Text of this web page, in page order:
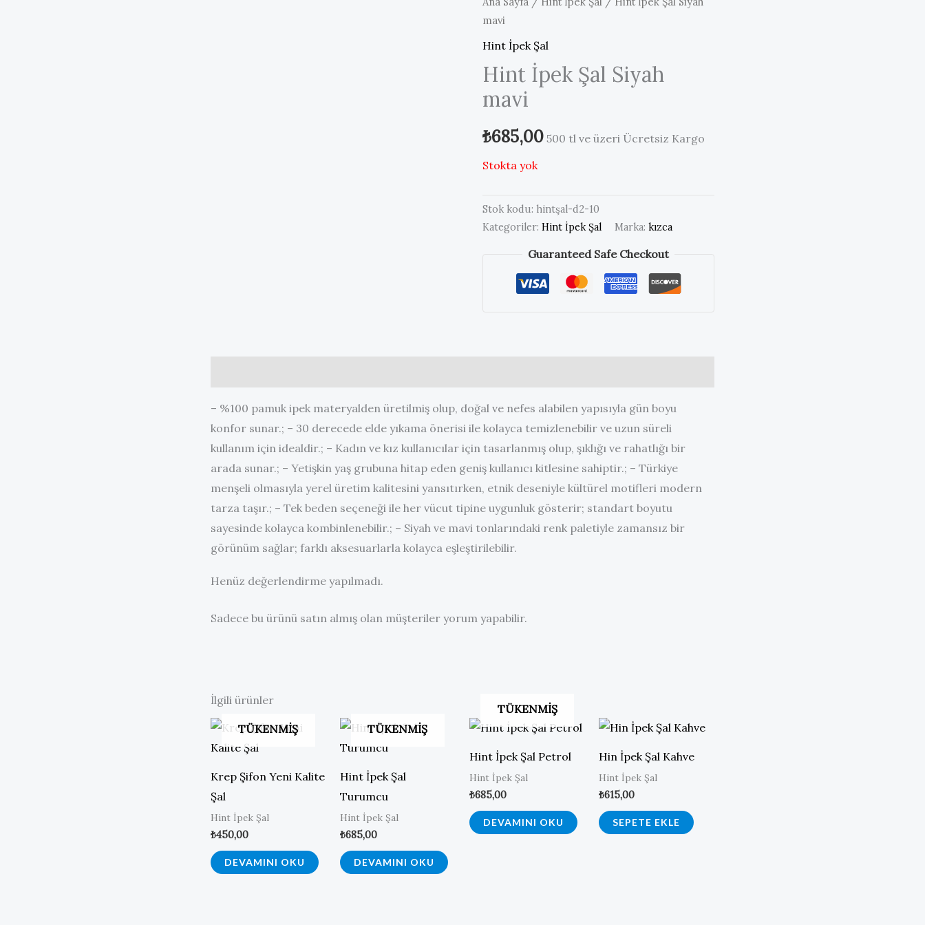
mavi
Hint İpek Şal
Hint İpek Şal Siyah
mavi
₺685,00 500 tl ve üzeri Ücretsiz Kargo
Stokta yok
Stok kodu:hintşal-d2-10
Kategoriler:Hint İpek Şal Marka:kızca
Guaranteed Safe Checkout
– %100 pamuk ipek materyalden üretilmiş olup, doğal ve nefes alabilen yapısıyla gün boyu
konfor sunar.; – 30 derecede elde yıkama önerisi ile kolayca temizlenebilir ve uzun süreli
kullanım için idealdir.; – Kadın ve kız kullanıcılar için tasarlanmış olup, şıklığı ve rahatlığı bir
arada sunar.; – Yetişkin yaş grubuna hitap eden geniş kullanıcı kitlesine sahiptir.; – Türkiye
menşeli olmasıyla yerel üretim kalitesini yansıtırken, etnik deseniyle kültürel motifleri modern
tarza taşır.; – Tek beden seçeneği ile her vücut tipine uygunluk gösterir; standart boyutu
sayesinde kolayca kombinlenebilir.; – Siyah ve mavi tonlarındaki renk paletiyle zamansız bir
görünüm sağlar; farklı aksesuarlarla kolayca eşleştirilebilir.
Henüz değerlendirme yapılmadı.
Sadece bu ürünü satın almış olan müşteriler yorum yapabilir.
İlgili ürünler
TÜKENMIŞ
Krep Şifon Yeni Kalite
Şal
Hint İpek Şal
₺450,00
DEVAMINI OKU
TÜKENMIŞ
Hint İpek Şal
Turumcu
Hint İpek Şal
₺685,00
DEVAMINI OKU
TÜKENMIŞ
Hint İpek Şal Petrol
Hint İpek Şal
₺685,00
DEVAMINI OKU
Hin İpek Şal Kahve
Hint İpek Şal
₺615,00
SEPETE EKLE